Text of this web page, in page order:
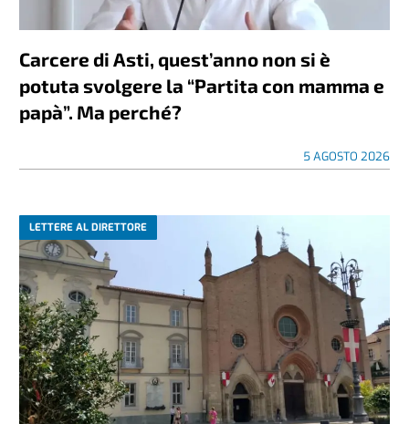
Carcere di Asti, quest’anno non si è
potuta svolgere la “Partita con mamma e
papà”. Ma perché?
5 AGOSTO 2026
LETTERE AL DIRETTORE